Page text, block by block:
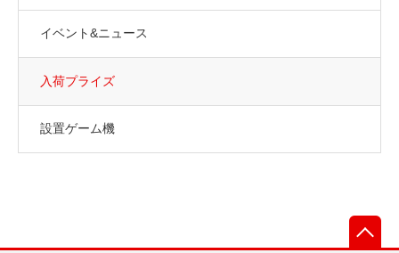
イベント&ニュース
入荷プライズ
設置ゲーム機